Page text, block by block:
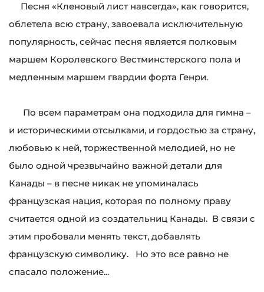
Песня «Кленовый лист навсегда», как говорится,
облетела всю страну, завоевала исключительную
популярность, сейчас песня является полковым
маршем Королевского Вестминстерского пола и
медленным маршем гвардии форта Генри.
По всем параметрам она подходила для гимна –
и историческими отсылками, и гордостью за страну,
любовью к ней, торжественной мелодией, но не
было одной чрезвычайно важной детали для
Канады – в песне никак не упоминалась
французская нация, которая по полному праву
считается одной из создательниц Канады. В связи с
этим пробовали менять текст, добавлять
французскую символику. Но это все равно не
спасало положение...